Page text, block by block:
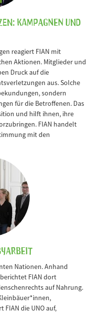
Kampagnen und
reagiert FIAN mit
Aktionen. Mitglieder und
Druck auf die
aus. Solche
sondern
für die Betroffenen. Das
und hilft ihnen, ihre
FIAN handelt
mit den
Nationen. Anhand
FIAN dort
auf Nahrung.
die UNO auf,